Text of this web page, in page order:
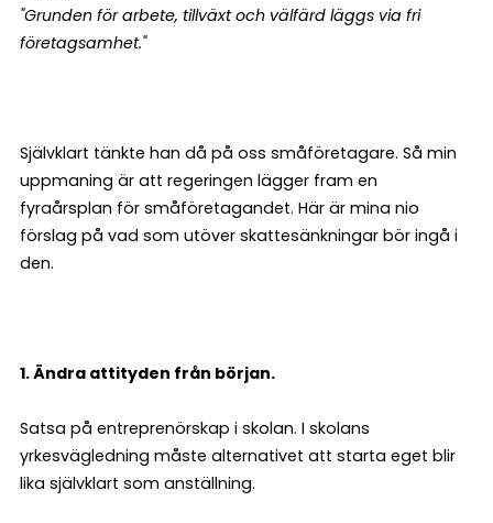
"Grunden för arbete, tillväxt och välfärd läggs via fri
företagsamhet."
Självklart tänkte han då på oss småföretagare. Så min
uppmaning är att regeringen lägger fram en
fyraårsplan för småföretagandet. Här är mina nio
förslag på vad som utöver skattesänkningar bör ingå i
den.
1. Ändra attityden från början.
Satsa på entreprenörskap i skolan. I skolans
yrkesvägledning måste alternativet att starta eget blir
lika självklart som anställning.